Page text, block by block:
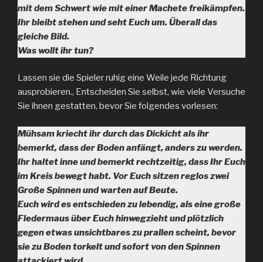
mit dem Schwert wie mit einer Machete freikämpfen.
Ihr bleibt stehen und seht Euch um. Überall das
gleiche Bild.
Was wollt ihr tun?
Lassen sie die Spieler ruhig eine Weile jede Richtung
ausprobieren., Entscheiden Sie selbst, wie viele Versuche
Sie ihnen gestatten, bevor Sie folgendes vorlesen:
Mühsam kriecht ihr durch das Dickicht als ihr
bemerkt, dass der Boden anfängt, anders zu werden.
Ihr haltet inne und bemerkt rechtzeitig, dass Ihr Euch
im Kreis bewegt habt. Vor Euch sitzen reglos zwei
Große Spinnen und warten auf Beute.
Euch wird es entschieden zu lebendig, als eine große
Fledermaus über Euch hinwegzieht und plötzlich
gegen etwas unsichtbares zu prallen scheint, bevor
sie zu Boden torkelt und sofort von den Spinnen